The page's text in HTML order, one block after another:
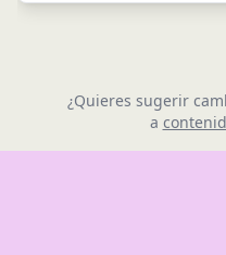
¿Quieres sugerir
a